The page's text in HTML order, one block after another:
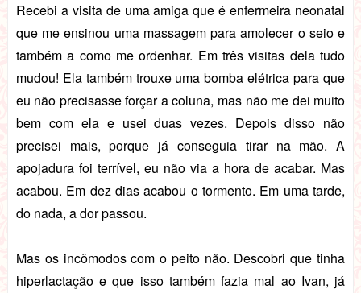
Recebi a visita de uma amiga que é enfermeira neonatal
que me ensinou uma massagem para amolecer o seio e
também a como me ordenhar. Em três visitas dela tudo
mudou! Ela também trouxe uma bomba elétrica para que
eu não precisasse forçar a coluna, mas não me dei muito
bem com ela e usei duas vezes. Depois disso não
precisei mais, porque já conseguia tirar na mão. A
apojadura foi terrível, eu não via a hora de acabar. Mas
acabou. Em dez dias acabou o tormento. Em uma tarde,
do nada, a dor passou.
Mas os incômodos com o peito não. Descobri que tinha
hiperlactação e que isso também fazia mal ao Ivan, já